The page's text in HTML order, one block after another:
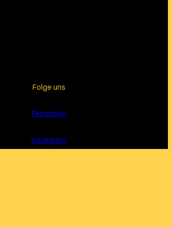
Folge uns
Facebook
Instagram